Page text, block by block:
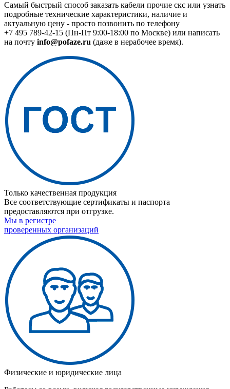
Самый быстрый способ заказать кабели прочие скс или узнать
подробные технические характеристики, наличие и
актуальную цену - просто позвонить по телефону
+7 495 789-42-15 (Пн-Пт 9:00-18:00 по Москве) или написать
на почту info@pofaze.ru (даже в нерабочее время).
Только качественная продукция
Все соответствующие сертификаты и паспорта
предоставляются при отгрузке.
Мы в регистре
проверенных организаций
Физические и юридические лица